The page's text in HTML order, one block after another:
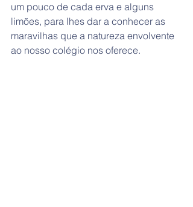
um pouco de cada erva e alguns
limões, para lhes dar a conhecer as
maravilhas que a natureza envolvente
ao nosso colégio nos oferece.